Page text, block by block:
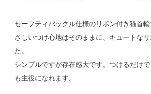
セーフティバックル仕様のリボン付き猫首
さしいつけ心地はそのままに、キュートな
た。
シンプルですが存在感大です。つけるだけ
も主役になれます。